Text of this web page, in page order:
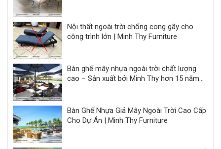
Nội thất ngoài trời chống cong gãy cho
công trình lớn | Minh Thy Furniture
Bàn ghế mây nhựa ngoài trời chất lượng
cao – Sản xuất bởi Minh Thy hơn 15 năm
Bàn Ghế Nhựa Giả Mây Ngoài Trời Cao Cấp
Cho Dự Án | Minh Thy Furniture